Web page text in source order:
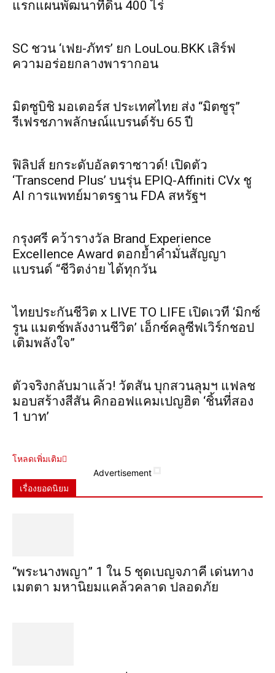
แรกแผนพัฒนาที่ดิน 400 ไร่
SC ชวน ‘เฟย-ภัทร’ ยก LouLou.BKK เสิร์ฟ
ความอร่อยกลางพารากอน
มิตซูบิชิ มอเตอร์ส ประเทศไทย ส่ง “มิตซูรุ”
รีเฟรชภาพลักษณ์แบรนด์รับ 65 ปี
ฟิลิปส์ ยกระดับอัลตราซาวด์! เปิดตัว
‘Transcend Plus’ บนรุ่น EPIQ-Affiniti CVx ชู
AI การแพทย์มาตรฐาน FDA สหรัฐฯ
กรุงศรี คว้ารางวัล Brand Experience
Excellence Award ตอกย้ำคำมั่นสัญญา
แบรนด์ “ชีวิตง่าย ได้ทุกวัน
ไทยประกันชีวิต x LIVE TO LIFE เปิดเวที ‘มิกซ์
รูน แมตช์พลังงานชีวิต’ เอ็กซ์คลูซีฟเวิร์กชอป
เติมพลังใจ”
ตัวจริงกลับมาแล้ว! วัตสัน บุกสวนลุมฯ แฟลช
มอบสร้างสีสัน คิกออฟแคมเปญฮิต ‘ชิ้นที่สอง
1 บาท’
โหลดเพิ่มเติม
Advertisement
เรื่องยอดนิยม
“พระ​นาง​พญา” 1 ใน 5​ ชุดเบญจ​ภาคี​ เด่นทาง
เมตตา​ มหา​นิยม​แคล้วคลาด​ ปลอดภัย​